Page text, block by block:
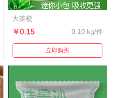
大茶梗
￥0.15 0.10 kg/件
立即购买